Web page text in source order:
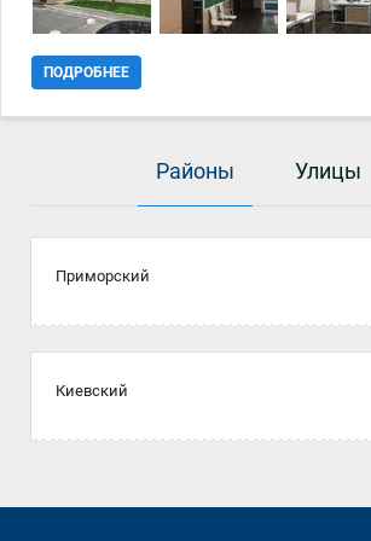
компании, интернет-магазин).
развязка, которая позволяет добраться
города . Офис оборудован всеми
ПОДРОБНЕЕ
Районы Улицы
Приморский
Киевский